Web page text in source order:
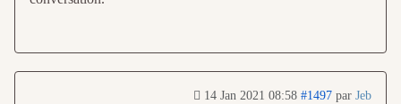
14 Jan 2021 08:58 #1497 par Jeb